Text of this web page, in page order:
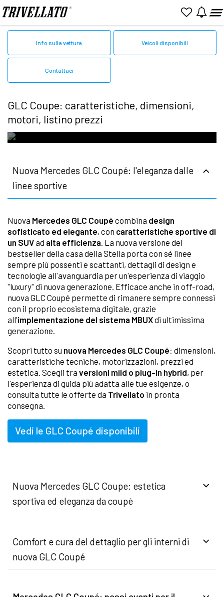
Home Mercedes
Info sulla vettura Veicoli disponibili
Contattaci
GLC Coupe: caratteristiche, dimensioni,
motori, listino prezzi
Nuova Mercedes GLC Coupé: l'eleganza dalle
linee sportive
Nuova Mercedes GLC Coupé combina design
sofisticato ed elegante, con caratteristiche sportive di
un SUVad alta efficienza. La nuova versione del
bestseller della casa della Stella porta con sé linee
sempre più possenti e scattanti, dettagli di design e
tecnologie all'avanguardia per un'esperienza di viaggio
"luxury" di nuova generazione. Efficace anche in off-road,
nuova GLC Coupé permette di rimanere sempre connessi
con il proprio ecosistema digitale, grazie
all'implementazione del sistema MBUXdi ultimissima
generazione.
Scopri tutto su nuova Mercedes GLC Coupé: dimensioni,
caratteristiche tecniche, motorizzazioni, prezzi ed
estetica. Scegli tra versioni mild o plug-in hybrid, per
l'esperienza di guida più adatta alle tue esigenze, o
consulta tutte le offerte da Trivellato in pronta
consegna.
Vedi le GLC Coupé disponibili
Nuova Mercedes GLC Coupe: estetica
sportiva ed eleganza da coupé
Comfort e cura del dettaglio per gli interni di
nuova GLC Coupé